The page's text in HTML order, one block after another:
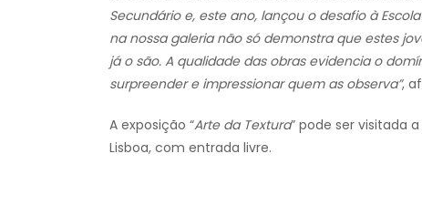
Secundário e, este ano, lançou o desafio à
na nossa galeria não só demonstra que estes
já o são. A qualidade das obras evidencia o
surpreender e impressionar quem as observa”,
A exposição “Arte da Textura” pode ser visitada
Lisboa, com entrada livre.